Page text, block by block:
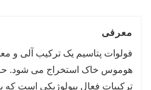
پتاسیم تیمار می شوند اغلب
محیطی مانند خشکی، دمای
هستند. این می تواند منجر به
بهتر محصول شود.
معرفی
فولوات پتاسیم یک ترکیب آلی و
هوموس خاک استخراج می شود.
ترکیبات فعال بیولوژیکی است که